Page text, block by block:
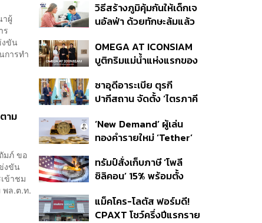
าผู้
ร
งขัน
การทำ
าม
มภ์ ขอ
งขัน
ข้าชม
ล.ต.ท.
วิธีสร้างภูมิคุ้มกันให้เด็กเจ
นอัลฟ่า ด้วยทักษะล้มแล้ว
OMEGA AT ICONSIAM
บูติกริมแม่น้ำแห่งแรกของ
ซาอุดีอาระเบีย ตุรกี
ปากีสถาน จัดตั้ง ‘ไตรภาคี
สำคัญอย่างไร
‘New Demand’ ผู้เล่น
ทองคำรายใหม่ ‘Tether’
ทรัมป์สั่งเก็บภาษี ‘โพลี
ซิลิคอน’ 15% พร้อมตั้ง
แม็คโคร-โลตัส ฟอร์มดี!
CPAXT โชว์ครึ่งปีแรกราย